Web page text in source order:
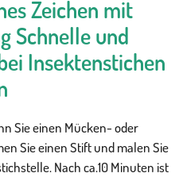
Zeichen mit
Schnelle und
Insektenstichen
Sie einen Mücken- oder
Sie einen Stift und malen Sie
Nach ca.10 Minuten ist